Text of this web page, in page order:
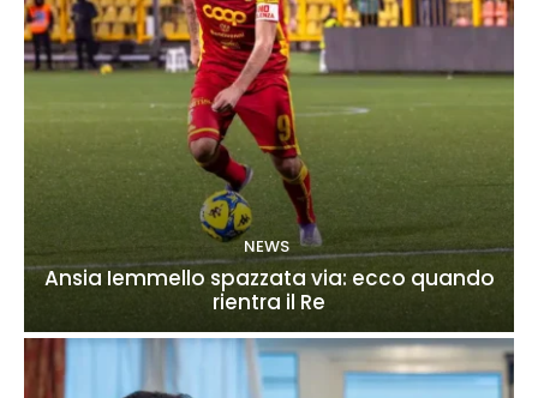
NEWS
Ansia Iemmello spazzata via: ecco quando
rientra il Re